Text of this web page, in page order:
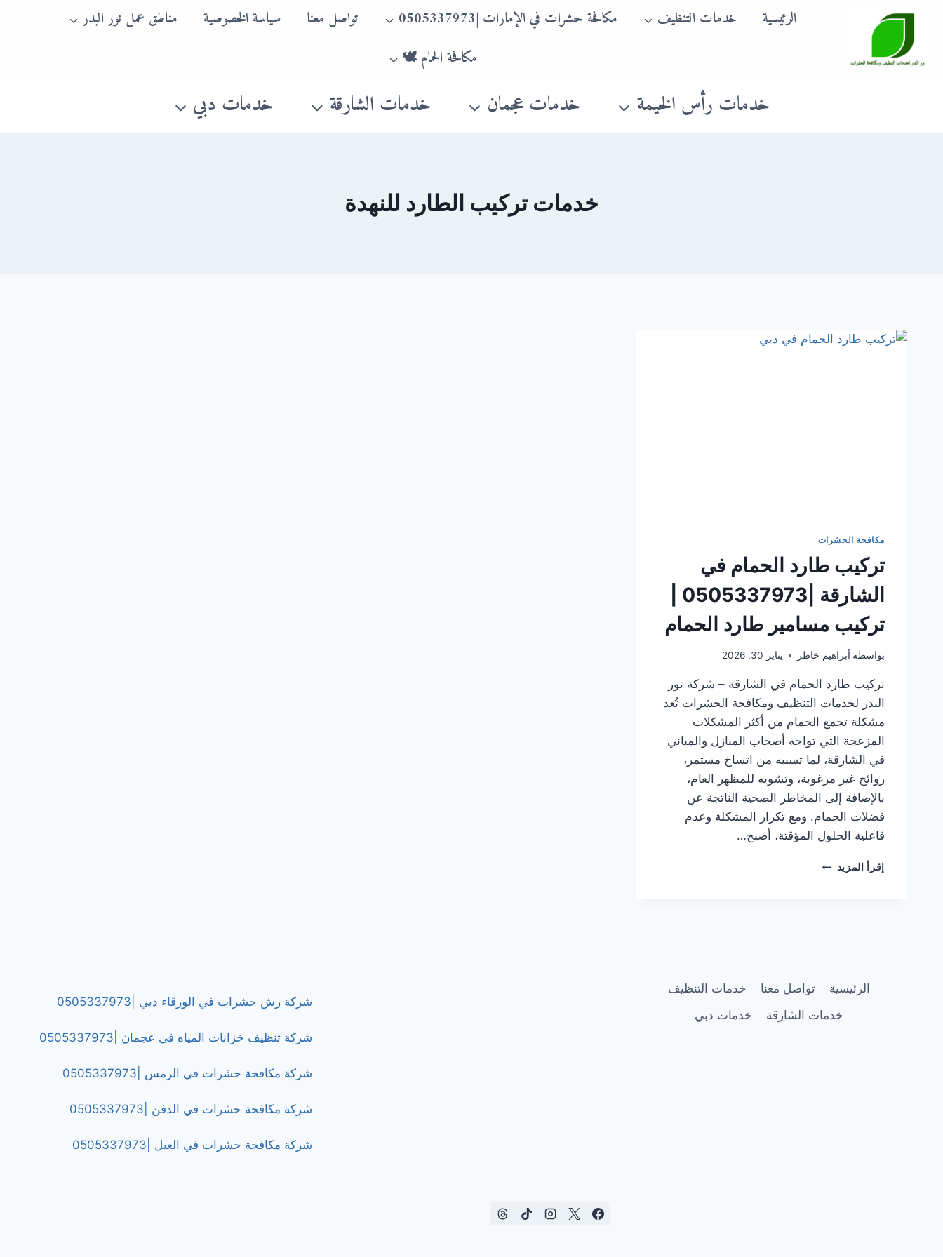
المحتوى
الرئيسية خدمات التنظيف مكافحة حشرات في الإمارات |0505337973 تواصل معنا سياسة الخصوصية
مناطق عمل نور البدر
مكافحة الحمام 🕊
خدمات رأس الخيمة خدمات عجمان خدمات الشارقة خدمات دبي
خدمات تركيب الطارد للنهدة
مكافحة الحشرات
تركيب طارد الحمام في
تركيب مسامير طارد الحمام
بواسطة أبراهيم خاطر يناير 30, 2026
تركيب طارد الحمام في الشارقة – شركة نور
البدر لخدمات التنظيف ومكافحة الحشرات تُعد
مشكلة تجمع الحمام من أكثر المشكلات
المزعجة التي تواجه أصحاب المنازل والمباني
في الشارقة، لما تسببه من اتساخ مستمر،
روائح غير مرغوبة، وتشويه للمظهر العام،
بالإضافة إلى المخاطر الصحية الناتجة عن
فضلات الحمام. ومع تكرار المشكلة وعدم
فاعلية الحلول المؤقتة، أصبح…
إقرأ المزيد تركيب
مسامير
طارد
الحمام
الرئيسية تواصل معنا
خدمات التنظيف
خدمات الشارقة
خدمات دبي
شركة رش حشرات في الورقاء دبي |0505337973
شركة تنظيف خزانات المياه في عجمان |0505337973
شركة مكافحة حشرات في الرمس |0505337973
شركة مكافحة حشرات في الدفن |0505337973
شركة مكافحة حشرات في الغيل |0505337973